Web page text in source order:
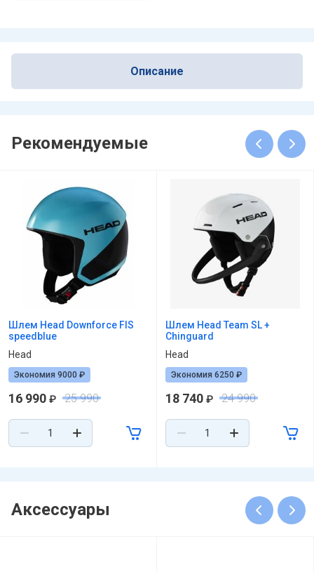
Описание
Рекомендуемые
Шлем Head Downforce FIS
speedblue
Head
Экономия 9000 ₽
16 990 ₽ 25 990
Шлем Head Team SL +
Chinguard
Head
Экономия 6250 ₽
18 740 ₽ 24 990
Аксессуары